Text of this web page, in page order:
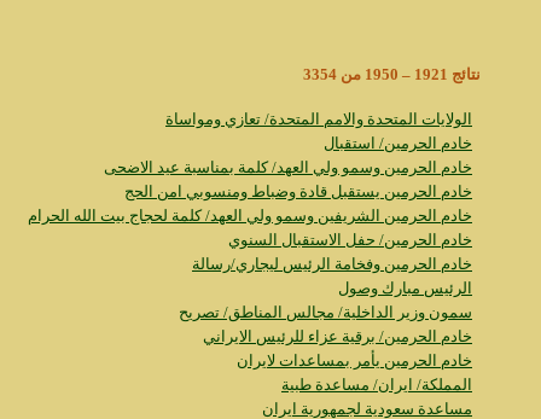
نتائج 1921 – 1950 من 3354
الولايات المتحدة والامم المتحدة/ تعازي ومواساة
خادم الحرمين/ استقبال
خادم الحرمين وسمو ولي العهد/ كلمة بمناسبة عيد الاضحى
خادم الحرمين يستقبل قادة وضباط ومنسوبي امن الحج
خادم الحرمين الشريفين وسمو ولي العهد/ كلمة لحجاج بيت الله الحرام
خادم الحرمين/ حفل الاستقبال السنوي
خادم الحرمين وفخامة الرئيس ليجاري/رسالة
الرئيس مبارك وصول
سمون وزير الداخلية/ مجالس المناطق/ تصريح
خادم الحرمين/ برقية عزاء للرئيس الايراني
خادم الحرمين يأمر بمساعدات لايران
المملكة/ ايران/ مساعدة طبية
مساعدة سعودية لجمهورية ايران